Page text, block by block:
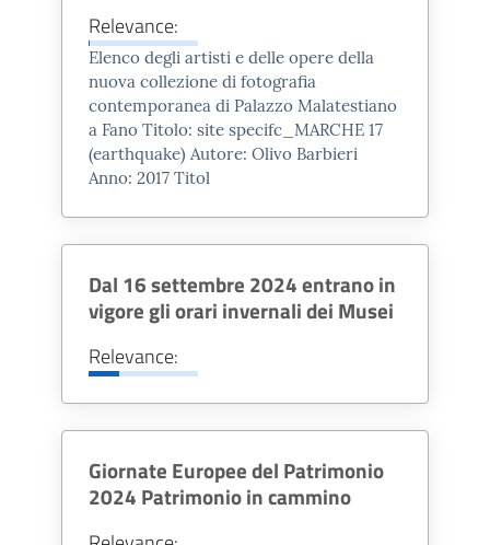
Il Museo della Via Flaminia si
caratterizza per essere un museo
che non ospita reperti, ma
esclusivamente contenuti digitali
originali che consentono di
riconnettere virtualmente il
patrimonio archeologico della
città di Fano e del territorio
dell’antica Via Flaminia.Il Museo
entrerà, così, in
e immersivo alla scoperta della
storia dell’antica via consolare,
attraverso video, videointerviste,
installazione multimediali, visori e
app di realtà aumentata.
Relevance:
Elenco degli artisti e delle opere della
nuova collezione di fotografia
contemporanea di Palazzo Malatestiano
a Fano Titolo: site specifc_MARCHE 17
(earthquake) Autore: Olivo Barbieri
Anno: 2017 Titol
Dal 16 settembre 2024 entrano in
vigore gli orari invernali dei Musei
Relevance:
Giornate Europee del Patrimonio
2024 Patrimonio in cammino